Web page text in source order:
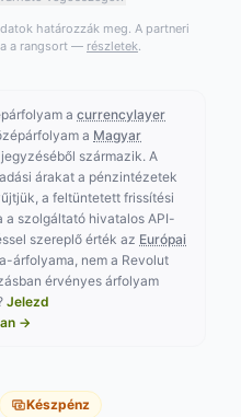
határozzák meg. A partneri
a rangsort — részletek.
a currencylayer
a Magyar
származik. A
árakat a pénzintézetek
a feltüntetett frissítési
a szolgáltató hivatalos API-
szereplő érték az Európai
árfolyama, nem a Revolut
érvényes árfolyam
Jelezd
→
Készpénz